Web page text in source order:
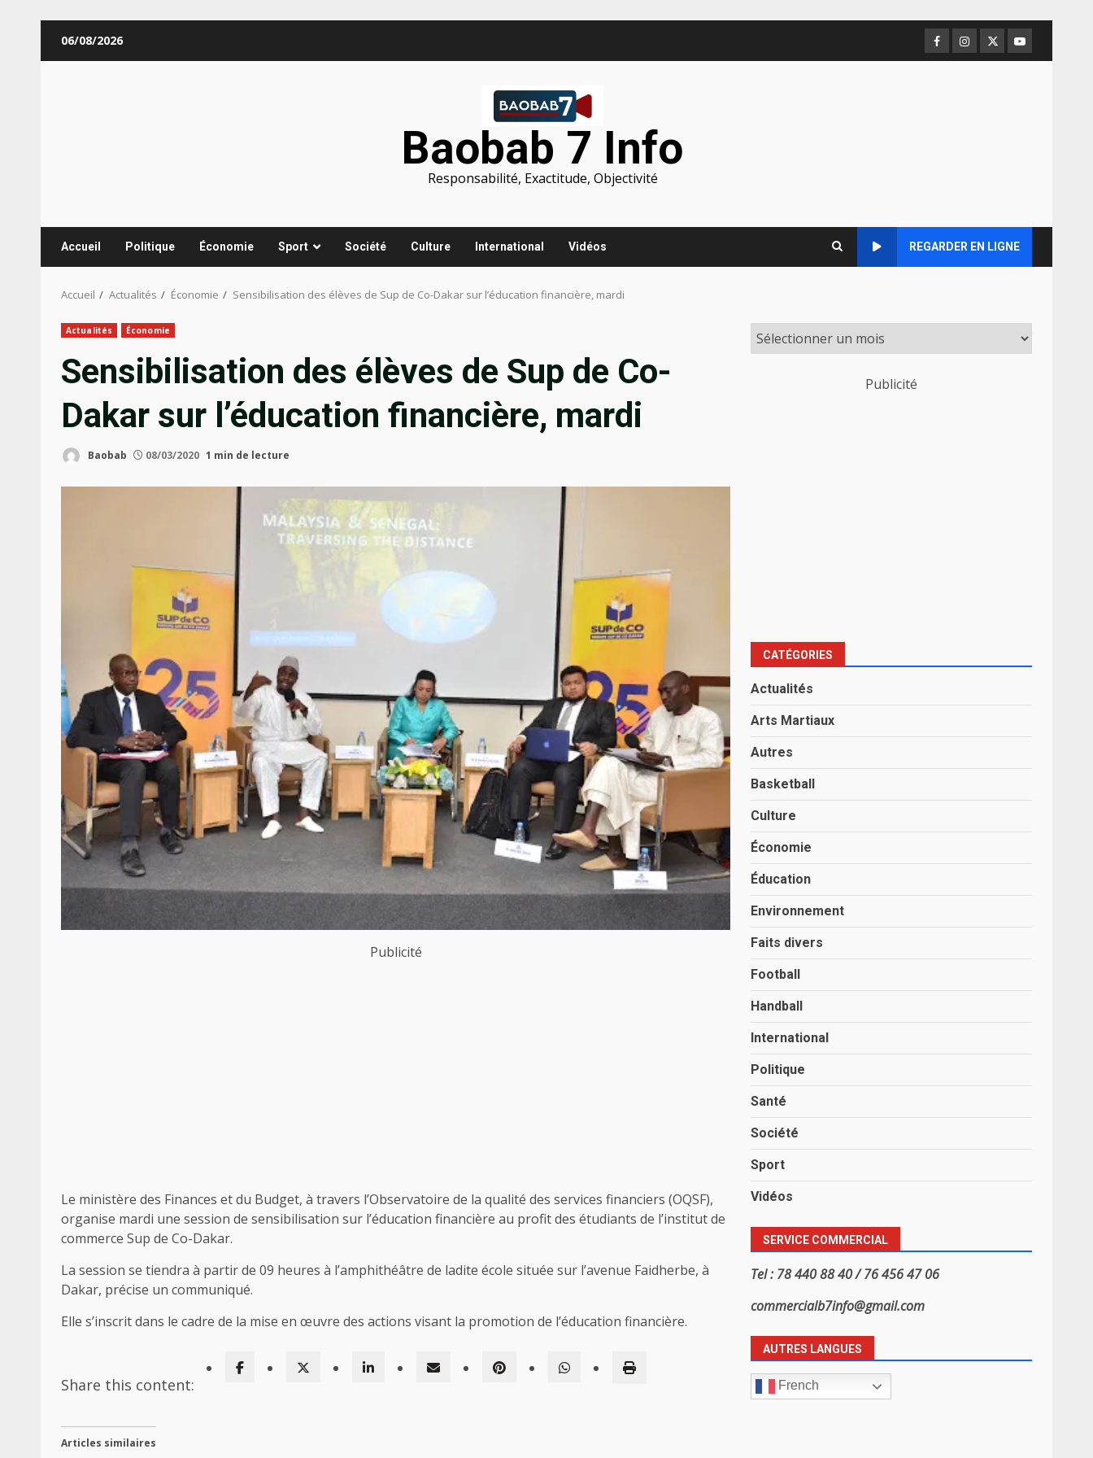
06/08/2026 Facebook
Instagram
TwitterYoutube
Baobab 7 Info
Responsabilité, Exactitude, Objectivité
Accueil Politique Économie Sport Société Culture International Vidéos REGARDER EN LIGNE
Accueil Actualités Économie Sensibilisation des élèves de Sup de Co-Dakar sur l’éducation financière, mardi
Actualités Économie
Sensibilisation des élèves de Sup de Co-
Dakar sur l’éducation financière, mardi
Baobab 08/03/2020 1 min de lecture
Publicité
Le ministère des Finances et du Budget, à travers l’Observatoire de la qualité des services financiers (OQSF),
organise mardi une session de sensibilisation sur l’éducation financière au profit des étudiants de l’institut de
commerce Sup de Co-Dakar.
La session se tiendra à partir de 09 heures à l’amphithéâtre de ladite école située sur l’avenue Faidherbe, à
Dakar, précise un communiqué.
Elle s’inscrit dans le cadre de la mise en œuvre des actions visant la promotion de l’éducation financière.
Share this content:
Articles similaires
Publicité
CATÉGORIES
Actualités
Arts Martiaux
Autres
Basketball
Culture
Économie
Éducation
Environnement
Faits divers
Football
Handball
International
Politique
Santé
Société
Sport
Vidéos
SERVICE COMMERCIAL
Tel : 78 440 88 40 / 76 456 47 06
commercialb7info@gmail.com
AUTRES LANGUES
French